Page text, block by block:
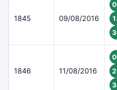
1845 09/08/2016
1846 11/08/2016